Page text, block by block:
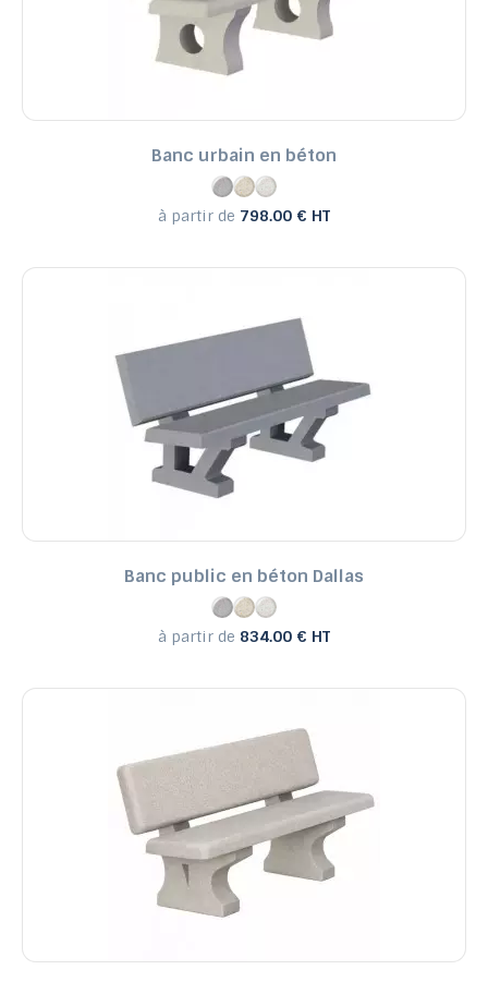
Banc urbain en béton
à partir de 798.00 € HT
Banc public en béton Dallas
à partir de 834.00 € HT